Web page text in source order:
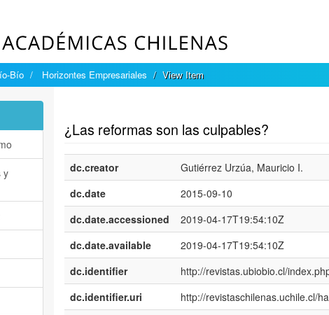
Bío Horizontes Empresariales View Item
¿Las reformas son las culpables?
dc.creator
Gutiérrez Urzúa, Mauricio I.
dc.date
2015-09-10
dc.date.accessioned
2019-04-17T19:54:10Z
dc.date.available
2019-04-17T19:54:10Z
dc.identifier
http://revistas.ubiobio.cl/
dc.identifier.uri
http://revistaschilenas.uchile.cl/
y